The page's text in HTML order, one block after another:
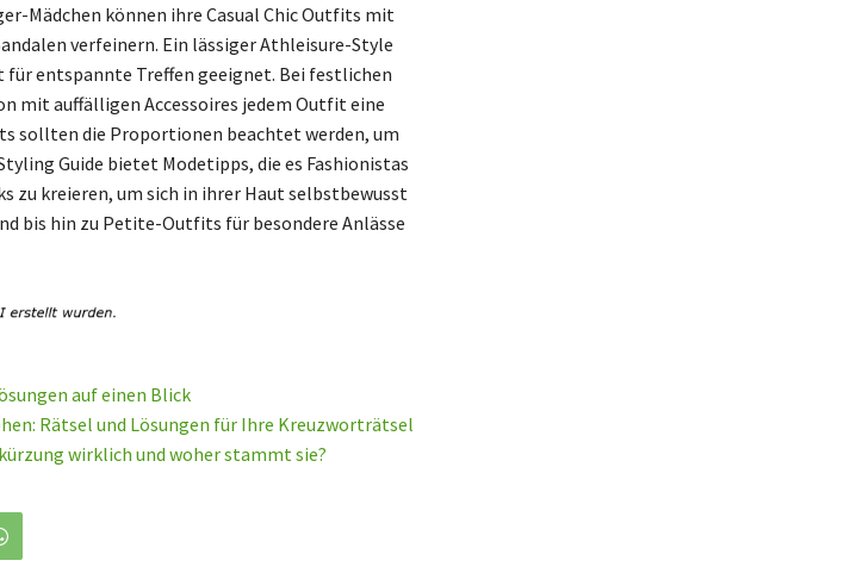
Mädchen können ihre Casual Chic Outfits mit
verfeinern. Ein lässiger Athleisure-Style
für entspannte Treffen geeignet. Bei festlichen
mit auffälligen Accessoires jedem Outfit eine
sollten die Proportionen beachtet werden, um
Guide bietet Modetipps, die es Fashionistas
zu kreieren, um sich in ihrer Haut selbstbewusst
bis hin zu Petite-Outfits für besondere Anlässe
auf einen Blick
Rätsel und Lösungen für Ihre Kreuzworträtsel
wirklich und woher stammt sie?